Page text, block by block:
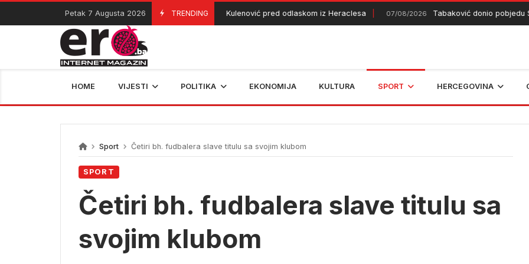
Skip
content
Petak 7 Augusta 2026 TRENDING
07/08/2026 Kulenović pred odlaskom iz Heraclesa 07/08/2026 Tabaković donio pobjedu
HOME VIJESTI POLITIKA EKONOMIJA KULTURA SPORT HERCEGOVINA
Sport Četiri bh. fudbalera slave titulu sa svojim klubom
SPORT
Četiri bh. fudbalera slave titulu sa
svojim klubom